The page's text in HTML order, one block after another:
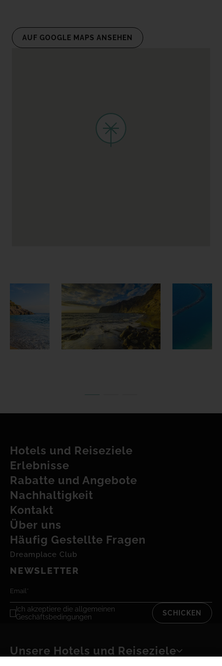
AUF GOOGLE MAPS ANSEHEN
Hotels und Reiseziele
Erlebnisse
Rabatte und Angebote
Nachhaltigkeit
Kontakt
Über uns
Häufig Gestellte Fragen
Dreamplace Club
NEWSLETTER
Ich akzeptiere die allgemeinen
Geschäftsbedingungen
SCHICKEN
Unsere Hotels und Reiseziele